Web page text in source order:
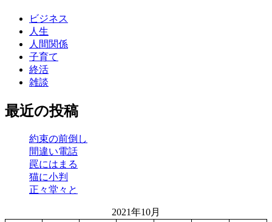
ビジネス
人生
人間関係
子育て
終活
雑談
最近の投稿
約束の前倒し
間違い電話
罠にはまる
猫に小判
正々堂々と
2021年10月